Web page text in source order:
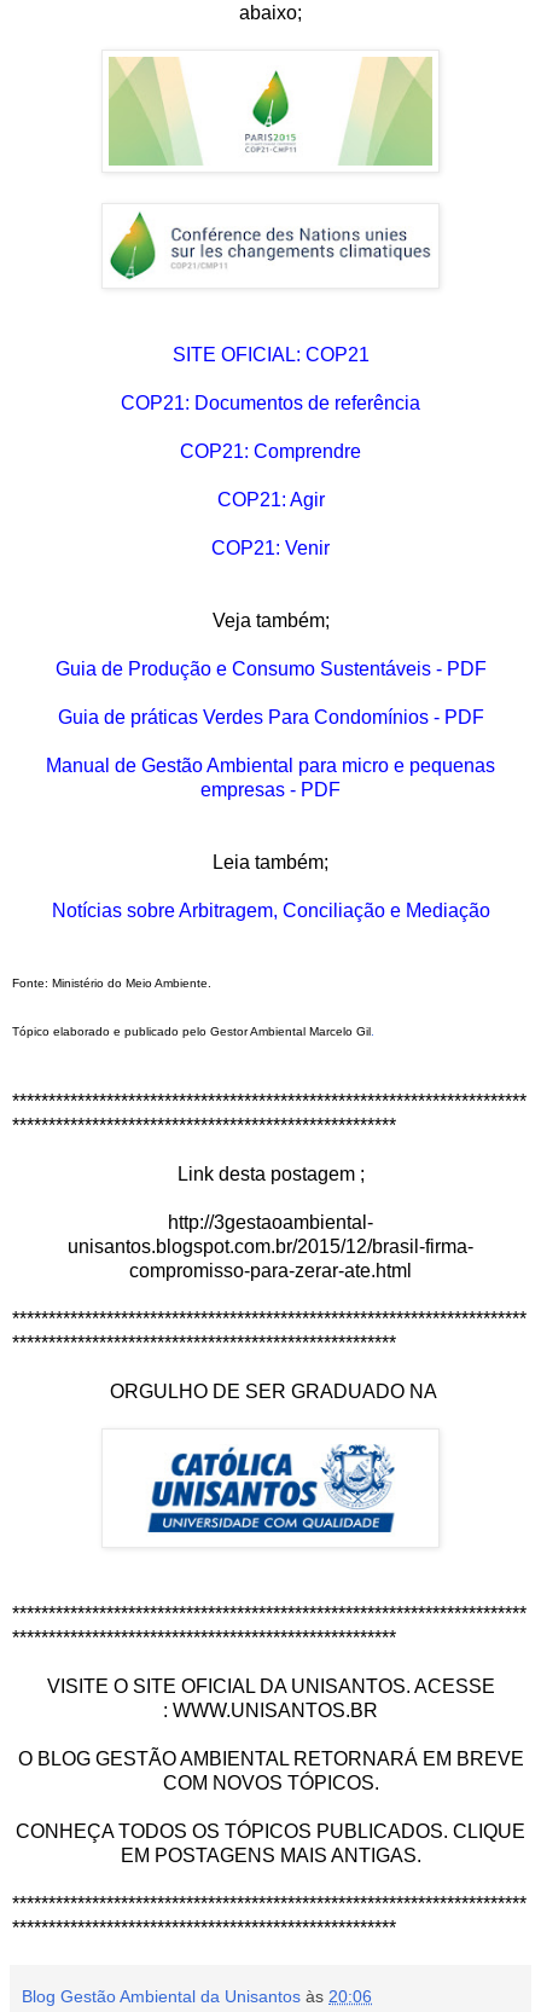
abaixo;
SITE OFICIAL: COP21
COP21: Documentos de referência
COP21: Comprendre
COP21: Agir
COP21: Venir
Veja também;
Guia de Produção e Consumo Sustentáveis - PDF
Guia de práticas Verdes Para Condomínios - PDF
Manual de Gestão Ambiental para micro e pequenas
empresas - PDF
Leia também;
Notícias sobre Arbitragem, Conciliação e Mediação
Fonte: Ministério do Meio Ambiente.
Tópico elaborado e publicado pelo Gestor Ambiental Marcelo Gil
***********************************************************************
*****************************************************
Link desta postagem ;
http://3gestaoambiental-
unisantos.blogspot.com.br/2015/12/brasil-firma-
compromisso-para-zerar-ate.html
***********************************************************************
*****************************************************
ORGULHO DE SER GRADUADO NA
***********************************************************************
*****************************************************
VISITE O SITE OFICIAL DA UNISANTOS. ACESSE
: WWW.UNISANTOS.BR
O BLOG GESTÃO AMBIENTAL RETORNARÁ EM BREVE
COM NOVOS TÓPICOS.
CONHEÇA TODOS OS TÓPICOS PUBLICADOS. CLIQUE
EM POSTAGENS MAIS ANTIGAS.
***********************************************************************
*****************************************************
Blog Gestão Ambiental da Unisantos às 20:06